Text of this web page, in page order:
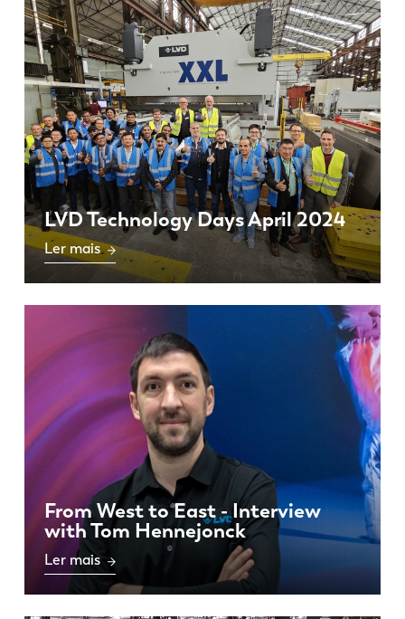
LVD Technology Days April 2024
Ler mais
From West to East - Interview
with Tom Hennejonck
Ler mais